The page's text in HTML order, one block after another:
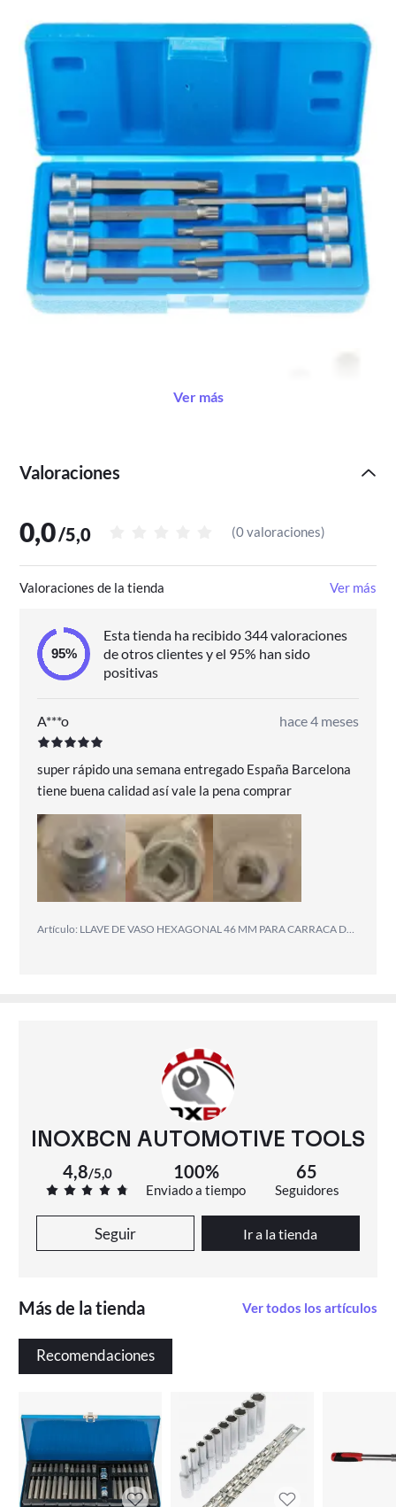
Ver más
Valoraciones
0,0/5,0 (0 valoraciones)
Valoraciones de la tienda Ver más
Esta tienda ha recibido 344 valoraciones
de otros clientes y el 95% han sido
positivas
A***o hace 4 meses
super rápido una semana entregado España Barcelona
tiene buena calidad así vale la pena comprar
Artículo: LLAVE DE VASO HEXAGONAL 46 MM PARA CARRACA DE 3/4"
INOXBCN AUTOMOTIVE TOOLS
4,8/5,0 100%
Enviado a tiempo
65
Seguidores
Seguir Ir a la tienda
Más de la tienda Ver todos los artículos
Recomendaciones